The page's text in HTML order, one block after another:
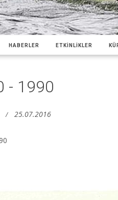
HABERLER ETKİNLİKLER
- 1990
25.07.2016